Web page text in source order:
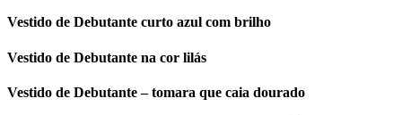
Vestido de Debutante curto azul com brilho
Vestido de Debutante na cor lilás
Vestido de Debutante – tomara que caia dourado